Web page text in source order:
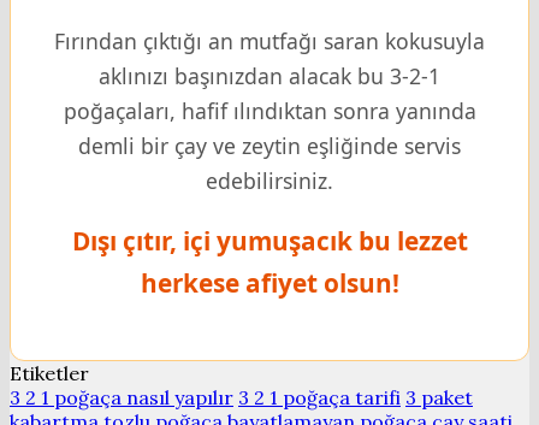
Fırından çıktığı an mutfağı saran kokusuyla
aklınızı başınızdan alacak bu 3-2-1
poğaçaları, hafif ılındıktan sonra yanında
demli bir çay ve zeytin eşliğinde servis
edebilirsiniz.
Dışı çıtır, içi yumuşacık bu lezzet
herkese afiyet olsun!
Etiketler
3 2 1 poğaça nasıl yapılır 3 2 1 poğaça tarifi 3 paket